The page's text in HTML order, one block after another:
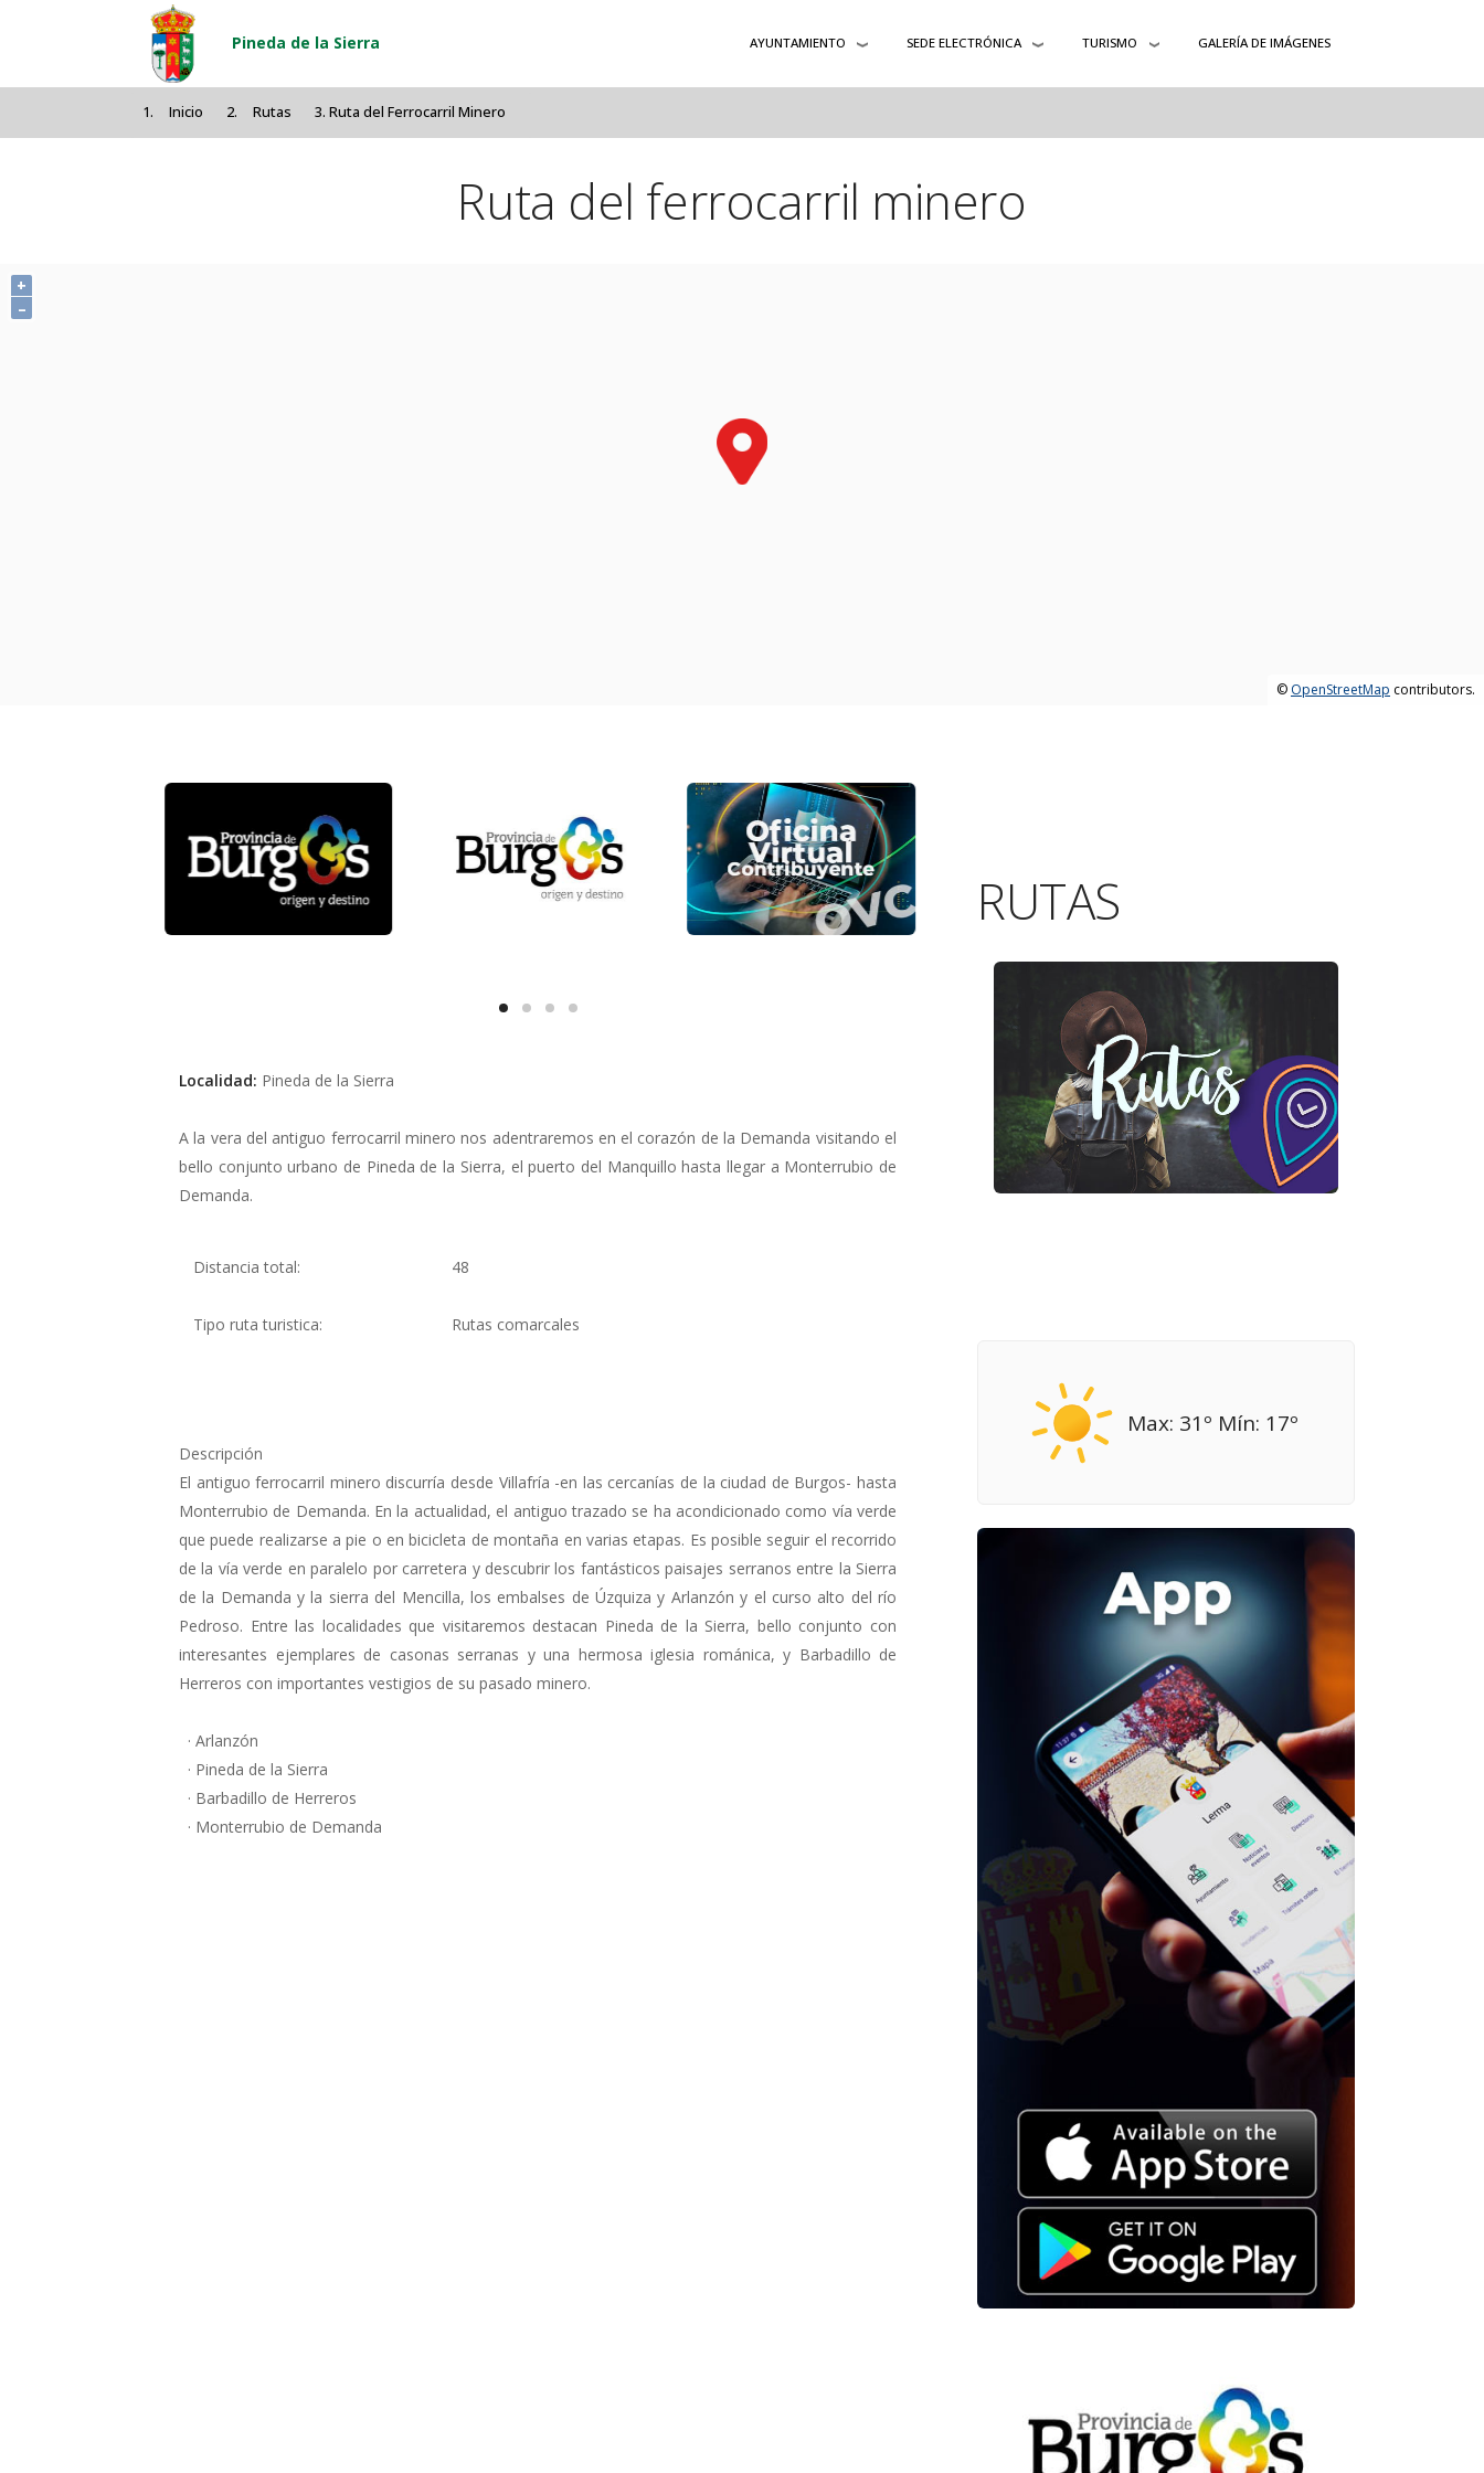
Pasar al contenido principal
Pineda de la Sierra AYUNTAMIENTO SEDE ELECTRÓNICA TURISMO GALERÍA DE IMÁGENES
Inicio Rutas Ruta del Ferrocarril Minero
Ruta del ferrocarril minero
+
–
© OpenStreetMap contributors.
RUTAS
Max: 31º Mín: 17º
Localidad: Pineda de la Sierra
A la vera del antiguo ferrocarril minero nos adentraremos en el corazón de la Demanda visitando el
bello conjunto urbano de Pineda de la Sierra, el puerto del Manquillo hasta llegar a Monterrubio de
Demanda.
Distancia total: 48
Tipo ruta turistica: Rutas comarcales
Descripción
El antiguo ferrocarril minero discurría desde Villafría -en las cercanías de la ciudad de Burgos- hasta
Monterrubio de Demanda. En la actualidad, el antiguo trazado se ha acondicionado como vía verde
que puede realizarse a pie o en bicicleta de montaña en varias etapas. Es posible seguir el recorrido
de la vía verde en paralelo por carretera y descubrir los fantásticos paisajes serranos entre la Sierra
de la Demanda y la sierra del Mencilla, los embalses de Úzquiza y Arlanzón y el curso alto del río
Pedroso. Entre las localidades que visitaremos destacan Pineda de la Sierra, bello conjunto con
interesantes ejemplares de casonas serranas y una hermosa iglesia románica, y Barbadillo de
Herreros con importantes vestigios de su pasado minero.
· Arlanzón
· Pineda de la Sierra
· Barbadillo de Herreros
· Monterrubio de Demanda